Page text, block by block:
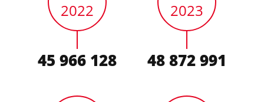
2022
45 966 128
2023
48 872 991